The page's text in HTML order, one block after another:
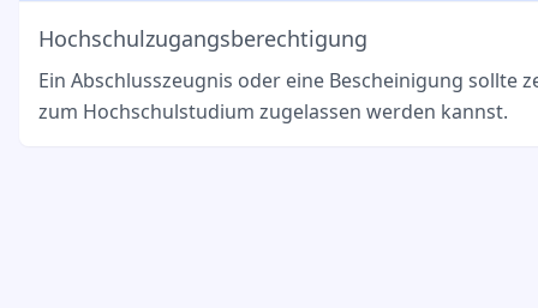
Hochschulzugangsberechtigung
Ein Abschlusszeugnis oder eine Bescheinigung sollte
zum Hochschulstudium zugelassen werden kannst.